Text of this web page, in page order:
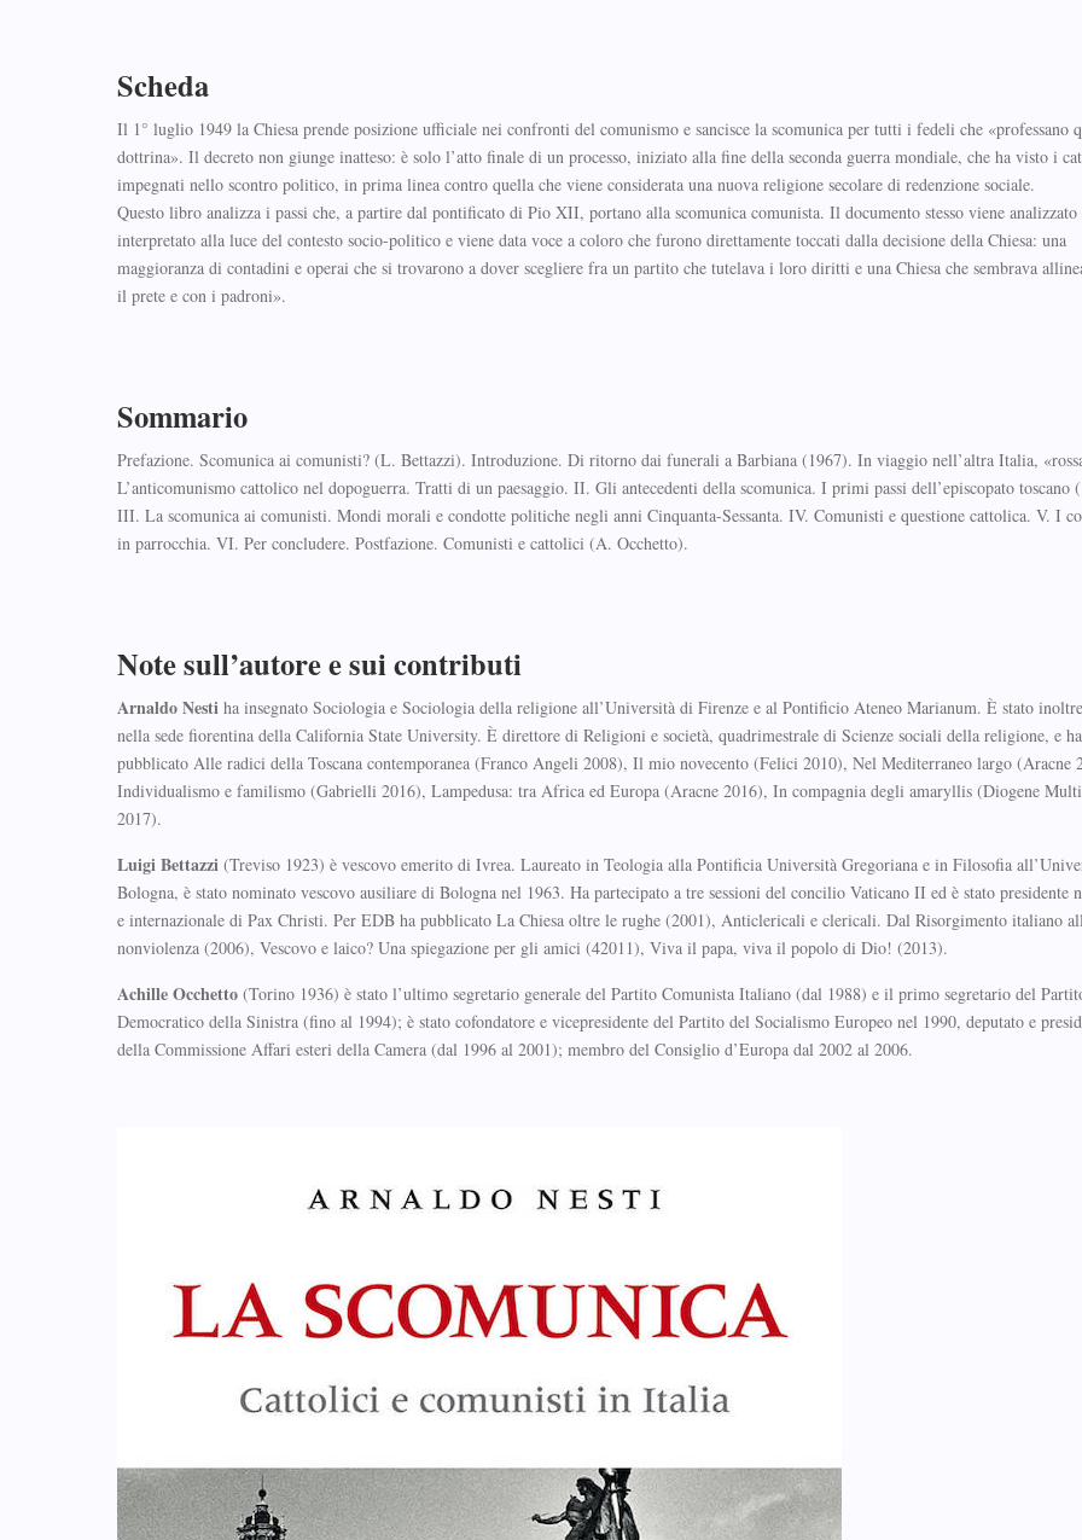
Scheda
Il 1° luglio 1949 la Chiesa prende posizione ufficiale nei confronti del comunismo e sancisce la scomunica per tutti i fedeli che «professano
dottrina». Il decreto non giunge inatteso: è solo l’atto finale di un processo, iniziato alla fine della seconda guerra mondiale, che ha visto i
impegnati nello scontro politico, in prima linea contro quella che viene considerata una nuova religione secolare di redenzione sociale.
Questo libro analizza i passi che, a partire dal pontificato di Pio XII, portano alla scomunica comunista. Il documento stesso viene analizzato
interpretato alla luce del contesto socio-politico e viene data voce a coloro che furono direttamente toccati dalla decisione della Chiesa: una
maggioranza di contadini e operai che si trovarono a dover scegliere fra un partito che tutelava i loro diritti e una Chiesa che sembrava
il prete e con i padroni».
Sommario
Prefazione. Scomunica ai comunisti? (L. Bettazzi). Introduzione. Di ritorno dai funerali a Barbiana (1967). In viaggio nell’altra Italia,
L’anticomunismo cattolico nel dopoguerra. Tratti di un paesaggio. II. Gli antecedenti della scomunica. I primi passi dell’episcopato toscano
III. La scomunica ai comunisti. Mondi morali e condotte politiche negli anni Cinquanta-Sessanta. IV. Comunisti e questione cattolica. V. I
in parrocchia. VI. Per concludere. Postfazione. Comunisti e cattolici (A. Occhetto).
Note sull’autore e sui contributi
Arnaldo Nesti ha insegnato Sociologia e Sociologia della religione all’Università di Firenze e al Pontificio Ateneo Marianum. È stato
nella sede fiorentina della California State University. È direttore di Religioni e società, quadrimestrale di Scienze sociali della religione, e ha
pubblicato Alle radici della Toscana contemporanea (Franco Angeli 2008), Il mio novecento (Felici 2010), Nel Mediterraneo largo (Aracne
Individualismo e familismo (Gabrielli 2016), Lampedusa: tra Africa ed Europa (Aracne 2016), In compagnia degli amaryllis (Diogene
2017).
Luigi Bettazzi (Treviso 1923) è vescovo emerito di Ivrea. Laureato in Teologia alla Pontificia Università Gregoriana e in Filosofia
Bologna, è stato nominato vescovo ausiliare di Bologna nel 1963. Ha partecipato a tre sessioni del concilio Vaticano II ed è stato presidente
e internazionale di Pax Christi. Per EDB ha pubblicato La Chiesa oltre le rughe (2001), Anticlericali e clericali. Dal Risorgimento italiano
nonviolenza (2006), Vescovo e laico? Una spiegazione per gli amici (42011), Viva il papa, viva il popolo di Dio! (2013).
Achille Occhetto (Torino 1936) è stato l’ultimo segretario generale del Partito Comunista Italiano (dal 1988) e il primo segretario del
Democratico della Sinistra (fino al 1994); è stato cofondatore e vicepresidente del Partito del Socialismo Europeo nel 1990, deputato e
della Commissione Affari esteri della Camera (dal 1996 al 2001); membro del Consiglio d’Europa dal 2002 al 2006.